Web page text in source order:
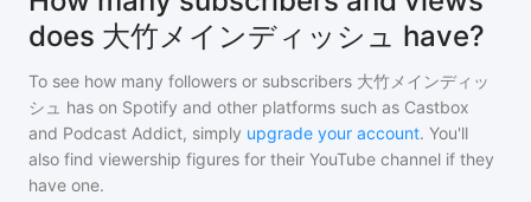
does 大竹メインディッシュ have?
To see how many followers or subscribers 大竹メインディッ
シュ has on Spotify and other platforms such as Castbox
and Podcast Addict, simply upgrade your account. You'll
also find viewership figures for their YouTube channel if they
have one.